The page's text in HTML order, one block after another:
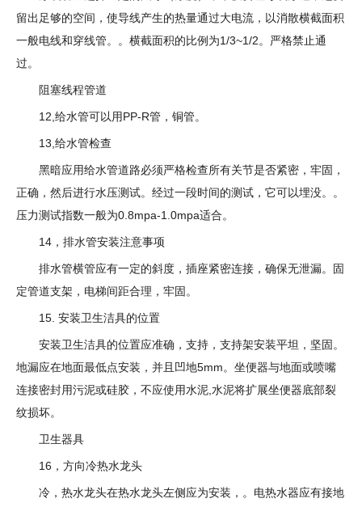
留出足够的空间，使导线产生的热量通过大电流，以消散横截面积
一般电线和穿线管。。横截面积的比例为1/3~1/2。严格禁止通
过。
阻塞线程管道
12,给水管可以用PP-R管，铜管。
13,给水管检查
黑暗应用给水管道路必须严格检查所有关节是否紧密，牢固，
正确，然后进行水压测试。经过一段时间的测试，它可以埋没。。
压力测试指数一般为0.8mpa-1.0mpa适合。
14，排水管安装注意事项
排水管横管应有一定的斜度，插座紧密连接，确保无泄漏。固
定管道支架，电梯间距合理，牢固。
15. 安装卫生洁具的位置
安装卫生洁具的位置应准确，支持，支持架安装平坦，坚固。
地漏应在地面最低点安装，并且凹地5mm。坐便器与地面或喷嘴
连接密封用污泥或硅胶，不应使用水泥,水泥将扩展坐便器底部裂
纹损坏。
卫生器具
16，方向冷热水龙头
冷，热水龙头在热水龙头左侧应为安装，。电热水器应有接地